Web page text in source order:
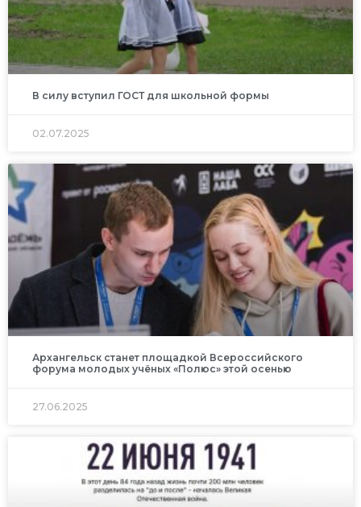
В силу вступил ГОСТ для школьной формы
02.07.2025
Архангельск станет площадкой Всероссийского
форума молодых учёных «Полюс» этой осенью
27.06.2025